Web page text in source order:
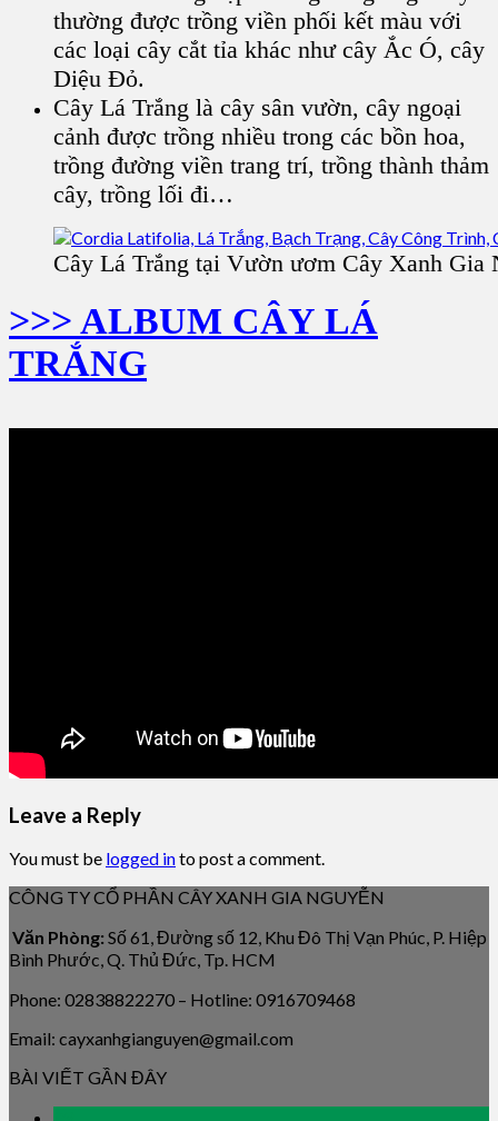
thường được trồng viền phối kết màu với
các loại cây cắt tỉa khác như cây Ắc Ó, cây
Diệu Đỏ.
Cây Lá Trắng là cây sân vườn, cây ngoại
cảnh được trồng nhiều trong các bồn hoa,
trồng đường viền trang trí, trồng thành thảm
cây, trồng lối đi…
Cây Lá Trắng tại Vườn ươm Cây Xanh Gia
>>> ALBUM CÂY LÁ
TRẮNG
Leave a Reply
You must be logged into post a comment.
CÔNG TY CỔ PHẦN CÂY XANH GIA NGUYỄN
Văn Phòng: Số 61, Đường số 12, Khu Đô Thị Vạn Phúc, P. Hiệp
Bình Phước, Q. Thủ Đức, Tp. HCM
Phone: 02838822270 – Hotline: 0916709468
Email: cayxanhgianguyen@gmail.com
BÀI VIẾT GẦN ĐÂY